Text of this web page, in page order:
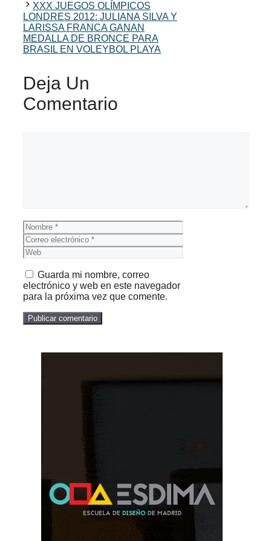
XXX JUEGOS OLÍMPICOS
LONDRES 2012: JULIANA SILVA Y
LARISSA FRANCA GANAN
MEDALLA DE BRONCE PARA
BRASIL EN VOLEYBOL PLAYA
Deja Un
Comentario
Nombre
Correo
electrónico
Web
Guarda mi nombre, correo
electrónico y web en este navegador
para la próxima vez que comente.